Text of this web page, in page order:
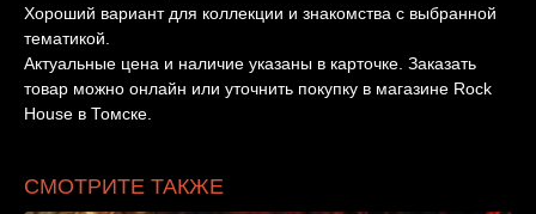
Хороший вариант для коллекции и знакомства с выбранной
тематикой.
Актуальные цена и наличие указаны в карточке. Заказать
товар можно онлайн или уточнить покупку в магазине Rock
House в Томске.
СМОТРИТЕ ТАКЖЕ